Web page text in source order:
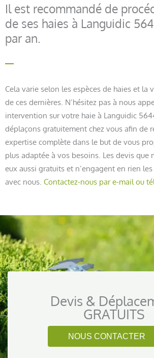
Il est recommandé de
de ses haies à Languidic
par an.
Cela varie selon les espèces de haies et la
de ces dernières. N’hésitez pas à nous
intervention sur votre haie à Languidic
déplaçons gratuitement chez vous afin de
expertise complète dans le but de vous
plus adaptée à vos besoins. Les devis que
eux aussi gratuits et n’engagent en rien
avec nous. Contactez-nous par e-mail ou
Devis &
GRATUITS
NOUS CONTACTER